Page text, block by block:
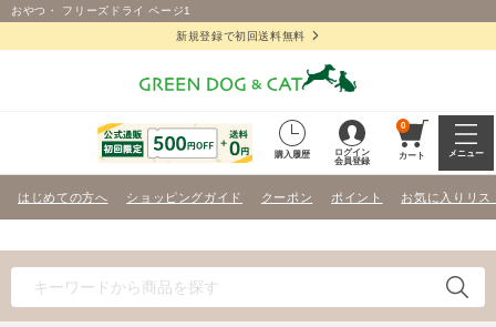
おやつ・ フリーズドライ ページ1
新規登録で初回送料無料
購入履歴
ログイン
会員登録
0
カート メニュー
はじめての方へ ショッピングガイド クーポン ポイント お気に入りリス